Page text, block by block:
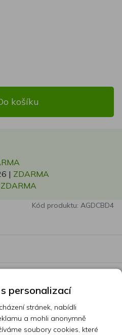
košíku
| ZDARMA
ZDARMA
Kód produktu: AGDCBD4
žádné hodnocení
personalizací
stránek, nabídli
a mohli anonymně
soubory cookies, které